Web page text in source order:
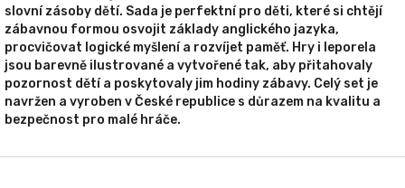
slovní zásoby dětí. Sada je perfektní pro děti, které si chtějí
zábavnou formou osvojit základy anglického jazyka,
procvičovat logické myšlení a rozvíjet paměť. Hry i leporela
jsou barevně ilustrované a vytvořené tak, aby přitahovaly
pozornost dětí a poskytovaly jim hodiny zábavy. Celý set je
navržen a vyroben v České republice s důrazem na kvalitu a
bezpečnost pro malé hráče.